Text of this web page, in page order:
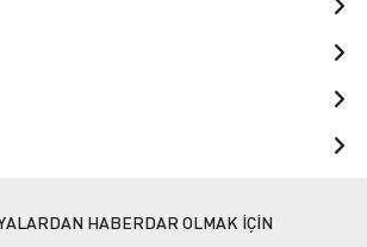
HABERDAR OLMAK İÇİN